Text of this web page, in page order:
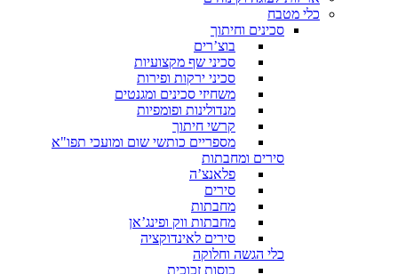
כלי מטבח
סכינים וחיתוך
בוצ’רים
סכיני שף מקצועיות
סכיני ירקות ופירות
משחיזי סכינים ומגנטים
מנדולינות ופומפיות
קרשי חיתוך
מספריים כותשי שום ומועכי תפו"א
סירים ומחבתות
פלאנצ’ה
סירים
מחבתות
מחבתות ווק ופינג’אן
סירים לאינדוקציה
כלי הגשה וחלוקה
כוסות זכוכית